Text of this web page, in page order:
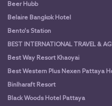
Beer Hubb
Belaire Bangkok Hotel
Bento's Station
BEST INTERNATIONAL TRAVEL &
Best Way Resort Khaoyai
Best Western Plus Nexen Pattaya
Binlharaft Resort
Black Woods Hotel Pattaya